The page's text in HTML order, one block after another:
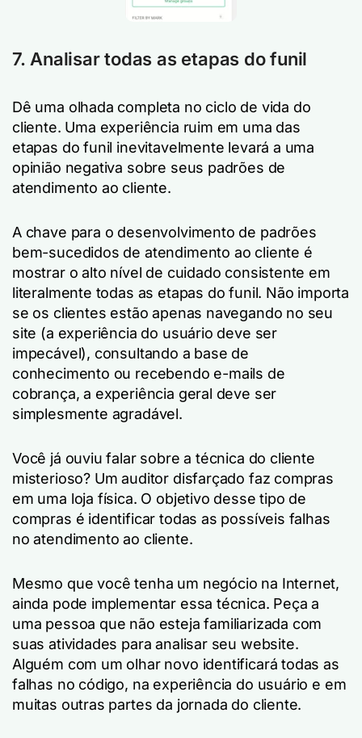
7. Analisar todas as etapas do funil
Dê uma olhada completa no ciclo de vida do
cliente. Uma experiência ruim em uma das
etapas do funil inevitavelmente levará a uma
opinião negativa sobre seus padrões de
atendimento ao cliente.
A chave para o desenvolvimento de padrões
bem-sucedidos de atendimento ao cliente é
mostrar o alto nível de cuidado consistente em
literalmente todas as etapas do funil. Não importa
se os clientes estão apenas navegando no seu
site (a experiência do usuário deve ser
impecável), consultando a base de
conhecimento ou recebendo e-mails de
cobrança, a experiência geral deve ser
simplesmente agradável.
Você já ouviu falar sobre a técnica do cliente
misterioso? Um auditor disfarçado faz compras
em uma loja física. O objetivo desse tipo de
compras é identificar todas as possíveis falhas
no atendimento ao cliente.
Mesmo que você tenha um negócio na Internet,
ainda pode implementar essa técnica. Peça a
uma pessoa que não esteja familiarizada com
suas atividades para analisar seu website.
Alguém com um olhar novo identificará todas as
falhas no código, na experiência do usuário e em
muitas outras partes da jornada do cliente.